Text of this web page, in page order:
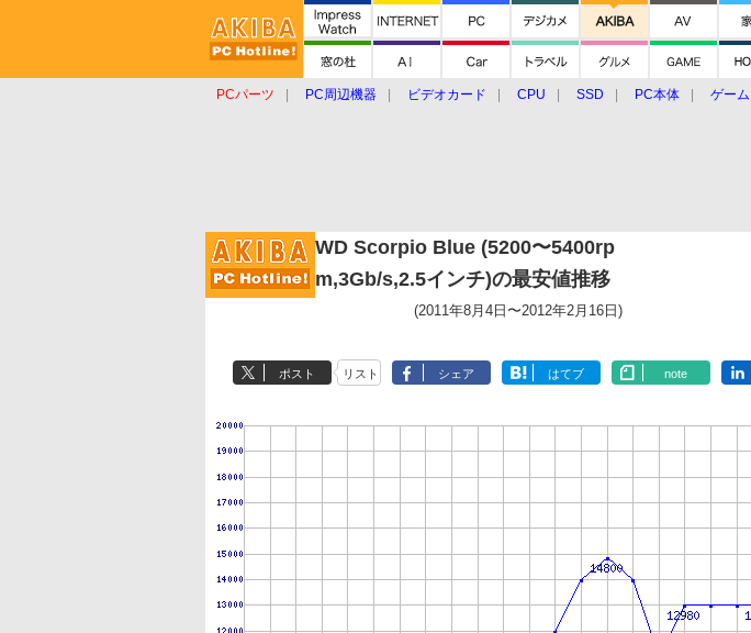
PCパーツ PC周辺機器 ビデオカード CPU SSD PC本体 ゲーム
WD Scorpio Blue (5200〜5400rp
m,3Gb/s,2.5インチ)の最安値推移
(2011年8月4日〜2012年2月16日)
ポスト リスト シェア はてブ note